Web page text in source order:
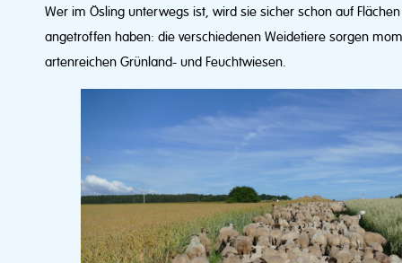
Wer im Ösling unterwegs ist, wird sie sicher schon auf
angetroffen haben: die verschiedenen Weidetiere sorgen
artenreichen Grünland- und Feuchtwiesen.